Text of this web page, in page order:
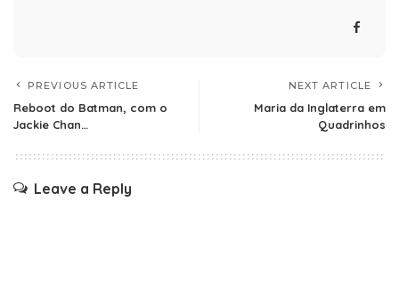
PREVIOUS ARTICLE
Reboot do Batman, com o
Jackie Chan…
NEXT ARTICLE
Maria da Inglaterra em
Quadrinhos
Leave a Reply